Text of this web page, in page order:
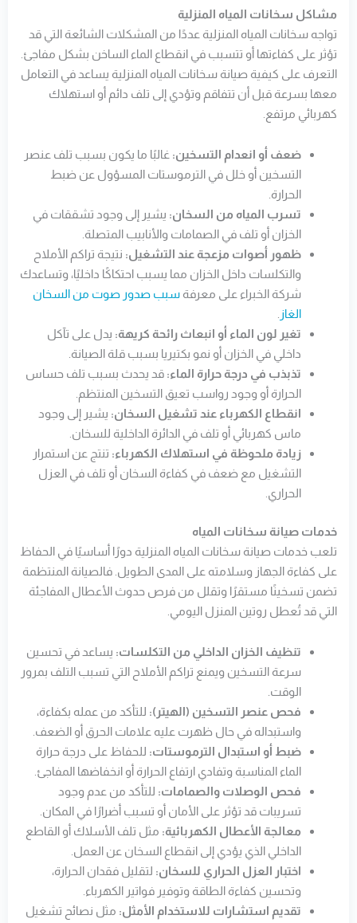
مشاكل سخانات المياه المنزلية
تواجه سخانات المياه المنزلية عددًا من المشكلات الشائعة التي قد
تؤثر على كفاءتها أو تتسبب في انقطاع الماء الساخن بشكل مفاجئ.
التعرف على كيفية صيانة سخانات المياه المنزلية يساعد في التعامل
معها بسرعة قبل أن تتفاقم وتؤدي إلى تلف دائم أو استهلاك
كهربائي مرتفع.
ضعف أو انعدام التسخين: غالبًا ما يكون بسبب تلف عنصر
التسخين أو خلل في الترموستات المسؤول عن ضبط
الحرارة.
تسرب المياه من السخان: يشير إلى وجود تشققات في
الخزان أو تلف في الصمامات والأنابيب المتصلة.
ظهور أصوات مزعجة عند التشغيل: نتيجة تراكم الأملاح
والتكلسات داخل الخزان مما يسبب احتكاكًا داخليًا، وتساعدك
شركة الخبراء على معرفة سبب صدور صوت من السخان
الغاز
تغير لون الماء أو انبعاث رائحة كريهة: يدل على تآكل
داخلي في الخزان أو نمو بكتيريا بسبب قلة الصيانة.
تذبذب في درجة حرارة الماء: قد يحدث بسبب تلف حساس
الحرارة أو وجود رواسب تعيق التسخين المنتظم.
انقطاع الكهرباء عند تشغيل السخان: يشير إلى وجود
ماس كهربائي أو تلف في الدائرة الداخلية للسخان.
زيادة ملحوظة في استهلاك الكهرباء: تنتج عن استمرار
التشغيل مع ضعف في كفاءة السخان أو تلف في العزل
الحراري.
خدمات صيانة سخانات المياه
تلعب خدمات صيانة سخانات المياه المنزلية دورًا أساسيًا في الحفاظ
على كفاءة الجهاز وسلامته على المدى الطويل. فالصيانة المنتظمة
تضمن تسخينًا مستقرًا وتقلل من فرص حدوث الأعطال المفاجئة
التي قد تُعطل روتين المنزل اليومي.
تنظيف الخزان الداخلي من التكلسات: يساعد في تحسين
سرعة التسخين ويمنع تراكم الأملاح التي تسبب التلف بمرور
الوقت.
فحص عنصر التسخين (الهيتر): للتأكد من عمله بكفاءة،
واستبداله في حال ظهرت عليه علامات الحرق أو الضعف.
ضبط أو استبدال الترموستات: للحفاظ على درجة حرارة
الماء المناسبة وتفادي ارتفاع الحرارة أو انخفاضها المفاجئ.
فحص الوصلات والصمامات: للتأكد من عدم وجود
تسريبات قد تؤثر على الأمان أو تسبب أضرارًا في المكان.
معالجة الأعطال الكهربائية: مثل تلف الأسلاك أو القاطع
الداخلي الذي يؤدي إلى انقطاع السخان عن العمل.
اختبار العزل الحراري للسخان: لتقليل فقدان الحرارة،
وتحسين كفاءة الطاقة وتوفير فواتير الكهرباء.
تقديم استشارات للاستخدام الأمثل: مثل نصائح تشغيل